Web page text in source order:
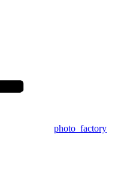
photo_factory